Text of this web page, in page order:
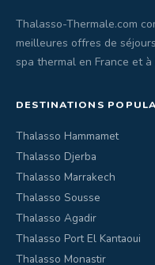
Thalasso-Thermale.com
meilleures offres de
spa thermal en France et
DESTINATIONS
Thalasso Hammamet
Thalasso Djerba
Thalasso Marrakech
Thalasso Sousse
Thalasso Agadir
Thalasso Port El Kantaoui
Thalasso Monastir